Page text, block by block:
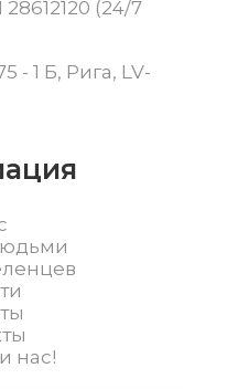
28612120 (24/7
- 1 Б, Рига, LV-
нас!